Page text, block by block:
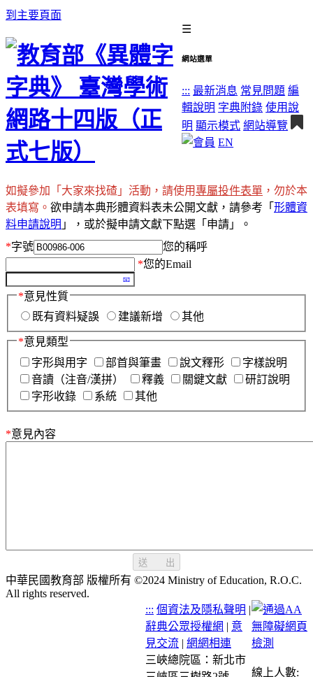
到主要頁面
☰
網站選單
::: 最新消息 常見問題 編
輯說明 字典附錄 使用說
明 顯示模式 網站導覽
EN
如擬參加「大家來找碴」活動，請使用專屬投件表單 ，勿於本
表填寫。 欲申請本典形體資料表未公開文獻，請參考「 形體資
料申請說明 」，或於擬申請文獻下點選「申請」。
*字號
您的稱呼
*您的Email
*意見性質
既有資料疑誤
建議新增 其他
*意見類型
字形與用字
部首與筆畫 說文釋形
字樣說明
音讀（注音/漢拼）
釋義 關鍵文獻
研訂說明
字形收錄
系統 其他
*意見內容
送 出
中華民國教育部 版權所有 ©2024 Ministry of Education, R.O.C.
All rights reserved.
::: 個資法及隱私聲明 |
辭典公眾授權網 | 意
見交流 | 網網相連
三峽總院區：新北市
線上人數: